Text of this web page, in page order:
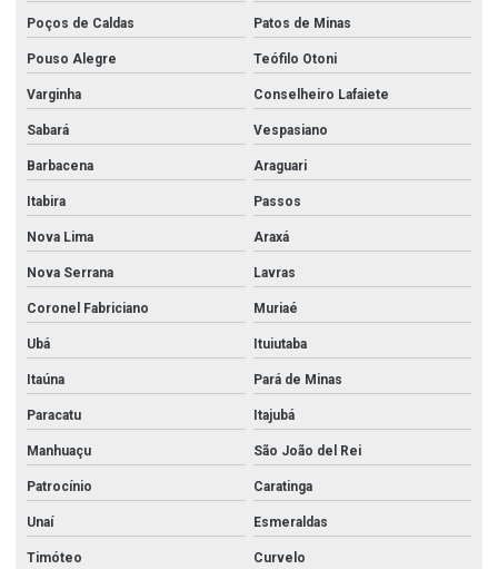
Poços de Caldas Patos de Minas
Pouso Alegre Teófilo Otoni
Varginha Conselheiro Lafaiete
Sabará Vespasiano
Barbacena Araguari
Itabira Passos
Nova Lima Araxá
Nova Serrana Lavras
Coronel Fabriciano Muriaé
Ubá Ituiutaba
Itaúna Pará de Minas
Paracatu Itajubá
Manhuaçu São João del Rei
Patrocínio Caratinga
Unaí Esmeraldas
Timóteo Curvelo